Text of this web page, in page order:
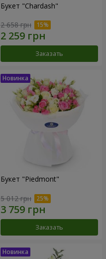
Букет "Chardash"
2 658 грн
Заказать
Букет "Piedmont"
5 012 грн
Заказать